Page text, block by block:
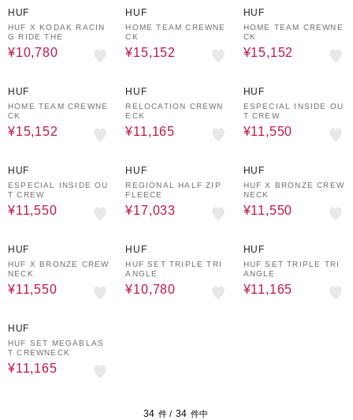
HUF
HUF X KODAK RACIN
G RIDE THE
¥10,780
HUF
HOME TEAM CREWNE
CK
¥15,152
HUF
HOME TEAM CREWNE
CK
¥15,152
HUF
HOME TEAM CREWNE
CK
¥15,152
HUF
RELOCATION CREWN
ECK
¥11,165
HUF
ESPECIAL INSIDE OU
T CREW
¥11,550
HUF
ESPECIAL INSIDE OU
T CREW
¥11,550
HUF
REGIONAL HALF ZIP
FLEECE
¥17,033
HUF
HUF X BRONZE CREW
NECK
¥11,550
HUF
HUF X BRONZE CREW
NECK
¥11,550
HUF
HUF SET TRIPLE TRI
ANGLE
¥10,780
HUF
HUF SET TRIPLE TRI
ANGLE
¥11,165
HUF
HUF SET MEGABLAS
T CREWNECK
¥11,165
34 件 / 34 件中